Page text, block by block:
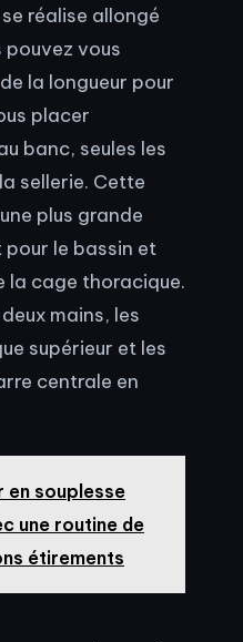
réalise allongé
pouvez vous
la longueur pour
placer
banc, seules les
sellerie. Cette
plus grande
le bassin et
la cage thoracique.
mains, les
supérieur et les
centrale en
en souplesse
une routine de
étirements